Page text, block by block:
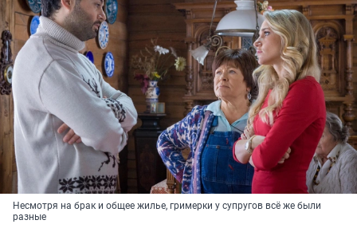
Несмотря на брак и общее жилье, гримерки у супругов всё же были
разные